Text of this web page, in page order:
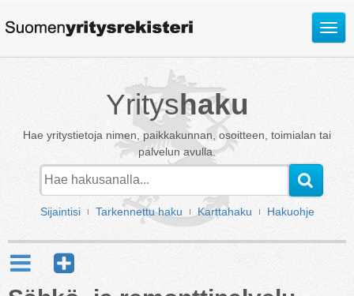
Avaa
Yrityshaku
Hae yritystietoja nimen, paikkakunnan, osoitteen, toimialan tai
palvelun avulla.
Sijaintisi Tarkennettu haku Karttahaku Hakuohje